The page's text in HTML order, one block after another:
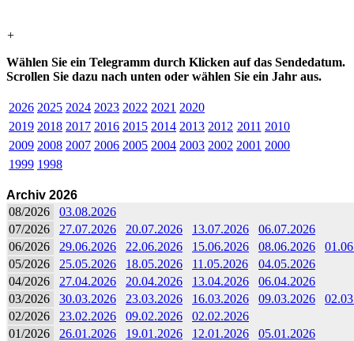
+
Wählen Sie ein Telegramm durch Klicken auf das Sendedatum.
Scrollen Sie dazu nach unten oder wählen Sie ein Jahr aus.
2026 2025 2024 2023 2022 2021 2020
2019 2018 2017 2016 2015 2014 2013 2012 2011 2010
2009 2008 2007 2006 2005 2004 2003 2002 2001 2000
1999 1998
Archiv 2026
08/2026
03.08.2026
07/2026
27.07.2026 20.07.2026 13.07.2026
06.07.2026
06/2026
29.06.2026 22.06.2026 15.06.2026 08.06.2026
05/2026
25.05.2026 18.05.2026 11.05.2026
04.05.2026
04/2026
27.04.2026 20.04.2026 13.04.2026
06.04.2026
03/2026
30.03.2026 23.03.2026 16.03.2026 09.03.2026
02/2026
23.02.2026 09.02.2026
02.02.2026
01/2026
26.01.2026 19.01.2026 12.01.2026 05.01.2026